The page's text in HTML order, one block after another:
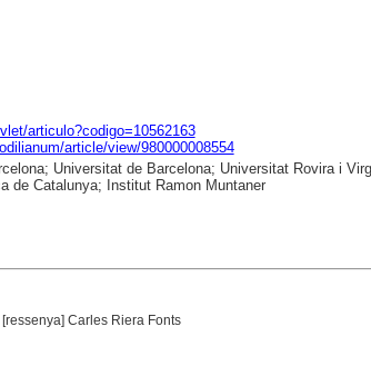
articulo?codigo=10562163
article/view/980000008554
Universitat de Barcelona; Universitat Rovira i
de Catalunya; Institut Ramon Muntaner
Carles Riera Fonts